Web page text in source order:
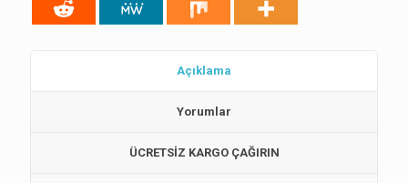
Açıklama
Yorumlar
ÜCRETSİZ KARGO ÇAĞIRIN